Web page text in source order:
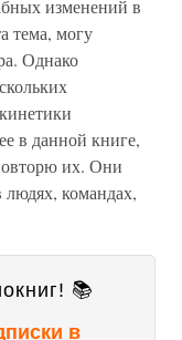
изменений в
тема, могу
Однако
в данной книге,
их. Они
командах,
📚
в